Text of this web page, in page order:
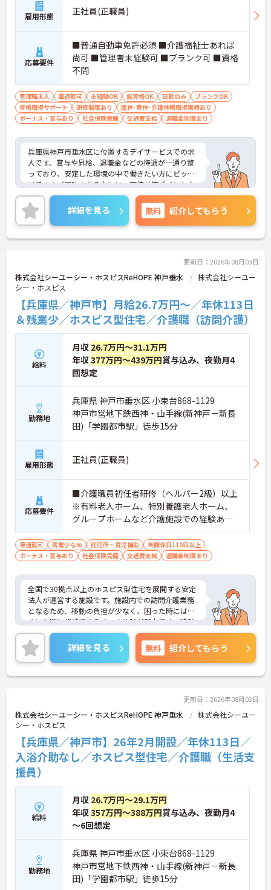
雇用形態 正社員(正職員)
応募要件
■普通自動車免許必須 ■介護福祉士あれば
尚可 ■管理者未経験可 ■ブランク可 ■資格
不問
管理職求人 車通勤可 未経験OK 無資格OK 日勤のみ
ブランクOK
資格取得サポート
研修制度あり
産休･育休･介護休暇取得実績あり
ボーナス・賞与あり
社会保険完備 交通費支給 退職金制度あり
兵庫県神戸市垂水区に位置するデイサービスでの求
人です。賞与や昇給、退職金などの待遇が一通り整
っており、安定した環境の中で働きたい方にピッタ
リです♪ご興味のある方には、面接対策ポイントな
ど、さらに詳細をご案内しますのでお気軽にご相談
ください！
詳細を見る 無料 紹介してもらう
更新日：2026年08月03日
株式会社シーユーシー・ホスピスReHOPE 神戸垂水
株式会社シーユー
シー・ホスピス
【兵庫県／神戸市】月給26.7万円～／年休113日
＆残業少／ホスピス型住宅／介護職（訪問介護）
給料
月収 26.7万円～31.1万円
年収377万円～439万円賞与込み、夜勤月4
回想定
勤務地
兵庫県 神戸市垂水区 小束台868-1129
神戸市営地下鉄西神・山手線(新神戸－新長
田)「学園都市駅」徒歩15分
雇用形態 正社員(正職員)
応募要件
■介護職員初任者研修（ヘルパー2級）以上
※有料老人ホーム、特別養護老人ホーム、
グループホームなど介護施設での経験ある
方歓迎 ※ホスピス勤務（訪問介護）や「看
取り」が初めての方も可
車通勤可 残業少なめ 託児所・育児補助
年間休日110日以上
ボーナス・賞与あり
社会保険完備 交通費支給 退職金制度あり
全国で30拠点以上のホスピス型住宅を展開する安定
法人が運営する施設です。施設内での訪問介護業務
となるため、移動の負担が少なく、困った時にはす
ぐに仲間に相談できるチーム体制が魅力です。残業
は全社平均残業月5時間程度と少なく、3日以上の連
続休暇で支援金が支給される独自の制度や、美容皮
膚科などの割引が受けられる福利厚生も充実してい
ます。ホスピスケアが初めてでも、充実した入社時
研修と資格取得支援制度を活用し、専門性を高めな
す。ご入居者さまの生きる喜びに寄り添いながらチ
ームで協力しながらより良いケアを提供したい方に
ぴったりの環境です。
★おすすめPOINT★
【「看取り・難病ケアのプロ」として成長できる環
境が整っています】
・がん末期・神経難病の方に特化したホスピス型住
宅ならではの専門的なスキルを、日常業務の中で習
得することができます
・入社時は先輩スタッフの同行訪問からスタートす
るため、訪問介護未経験の方も安心して業務に慣れ
ることができます
・訪問診療医と24時間連携し、チームで看取りに取
り組む体制が整っているため、「看取りのプロ」と
して他施設では得られない経験を積むことができま
す
【頑張りがしっかり給与・評価に反映される職場で
詳細を見る 無料 紹介してもらう
更新日：2026年08月03日
株式会社シーユーシー・ホスピスReHOPE 神戸垂水
株式会社シーユー
シー・ホスピス
【兵庫県／神戸市】26年2月開設／年休113日／
入浴介助なし／ホスピス型住宅／介護職（生活支
援員）
給料
月収 26.7万円～29.1万円
年収357万円～388万円賞与込み、夜勤月4
～6回想定
勤務地
兵庫県 神戸市垂水区 小束台868-1129
神戸市営地下鉄西神・山手線(新神戸－新長
田)「学園都市駅」徒歩15分